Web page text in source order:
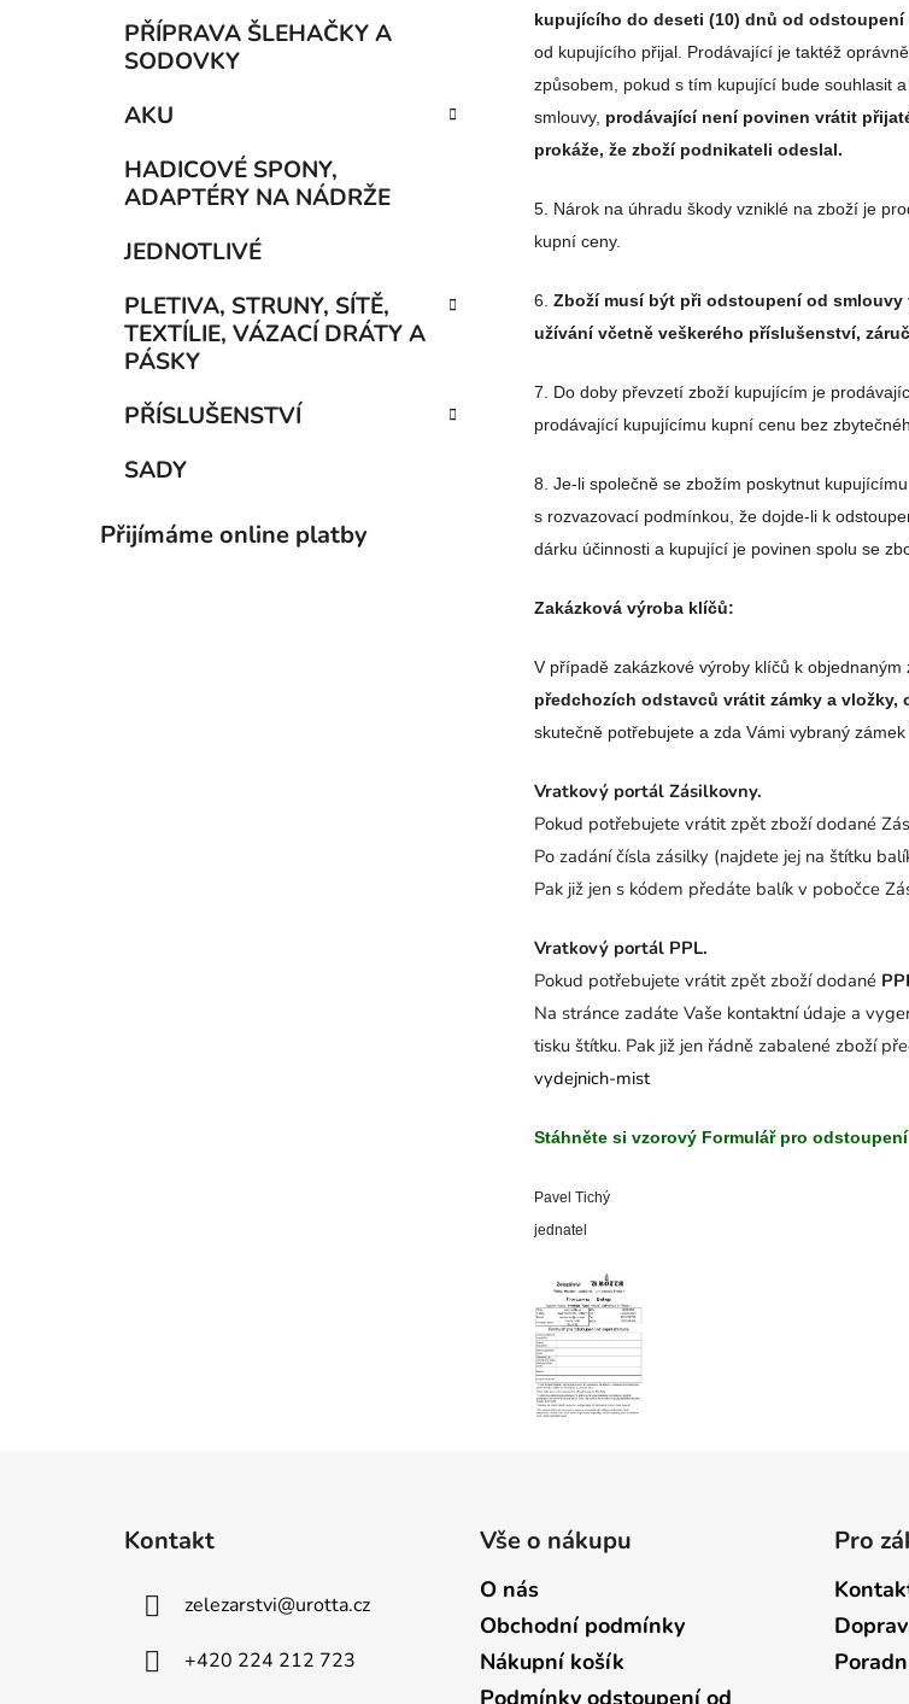
PŘÍPRAVA ŠLEHAČKY A
SODOVKY
AKU
HADICOVÉ SPONY,
ADAPTÉRY NA NÁDRŽE
JEDNOTLIVÉ
PLETIVA, STRUNY, SÍTĚ,
TEXTÍLIE, VÁZACÍ DRÁTY A
PÁSKY
PŘÍSLUŠENSTVÍ
SADY
Přijímáme online platby
kupujícího do deseti (10) dnů od
od kupujícího přijal. Prodávající je taktéž
způsobem, pokud s tím kupující bude souhlasit
smlouvy, prodávající není povinen vrátit
prokáže, že zboží podnikateli odeslal.
5. Nárok na úhradu škody vzniklé na zboží je
kupní ceny.
6. Zboží musí být při odstoupení od
užívání včetně veškerého příslušenství,
7. Do doby převzetí zboží kupujícím je
prodávající kupujícímu kupní cenu bez
8. Je-li společně se zbožím poskytnut
s rozvazovací podmínkou, že dojde-li k
dárku účinnosti a kupující je povinen spolu se
Zakázková výroba klíčů:
V případě zakázkové výroby klíčů k objednaným
předchozích odstavců vrátit zámky a vložky,
skutečně potřebujete a zda Vámi vybraný
Vratkový portál Zásilkovny.
Pokud potřebujete vrátit zpět zboží dodané
Po zadání čísla zásilky (najdete jej na štítku
Pak již jen s kódem předáte balík v pobočce
Vratkový portál PPL.
Pokud potřebujete vrátit zpět zboží dodané
Na stránce zadáte Vaše kontaktní údaje a
tisku štítku. Pak již jen řádně zabalené zboží
vydejnich-mist
Stáhněte si vzorový Formulář pro
Pavel Tichý
jednatel
Kontakt
zelezarstvi@urotta.cz
+420 224 212 723
Vše o nákupu
O nás
Obchodní podmínky
Nákupní košík
Podmínky odstoupení od
Pro